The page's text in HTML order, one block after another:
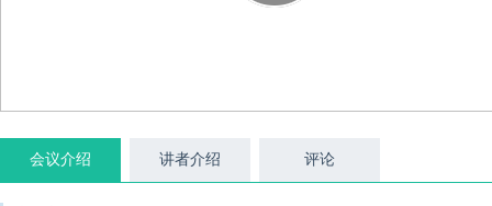
会议介绍 讲者介绍 评论